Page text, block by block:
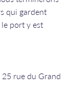
qui gardent
port y est
rue du Grand